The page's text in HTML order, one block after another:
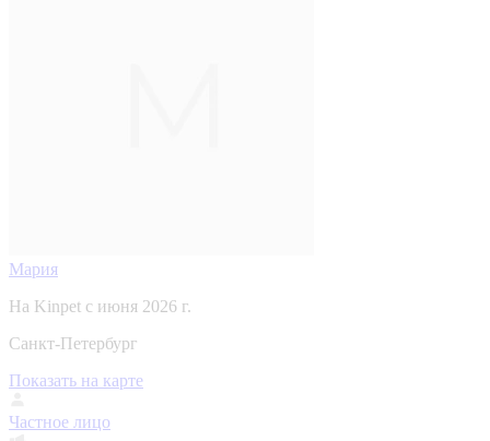
Мария
На Kinpet c июня 2026 г.
Санкт-Петербург
Показать на карте
Частное лицо